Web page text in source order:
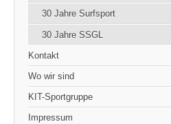
30 Jahre Surfsport
30 Jahre SSGL
Kontakt
Wo wir sind
KIT-Sportgruppe
Impressum